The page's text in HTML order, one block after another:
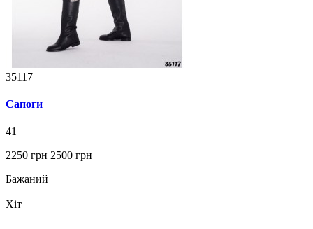
35117
Сапоги
41
2250 грн 2500 грн
Бажаний
Хіт